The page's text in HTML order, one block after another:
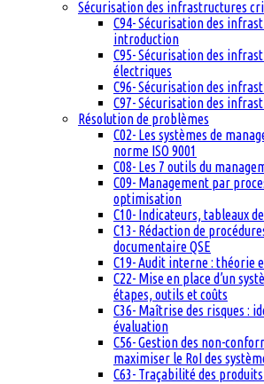
Sécurisation des infrastructures
C94- Sécurisation des
introduction
C95- Sécurisation des
électriques
C96- Sécurisation des
C97- Sécurisation des
Résolution de problèmes
C02- Les systèmes de
norme ISO 9001
C08- Les 7 outils du
C09- Management par
optimisation
C10- Indicateurs, tableaux
C13- Rédaction de
documentaire QSE
C19- Audit interne : théorie
C22- Mise en place d’un
étapes, outils et coûts
C36- Maîtrise des risques :
évaluation
C56- Gestion des non-
maximiser le RoI des
C63- Traçabilité des